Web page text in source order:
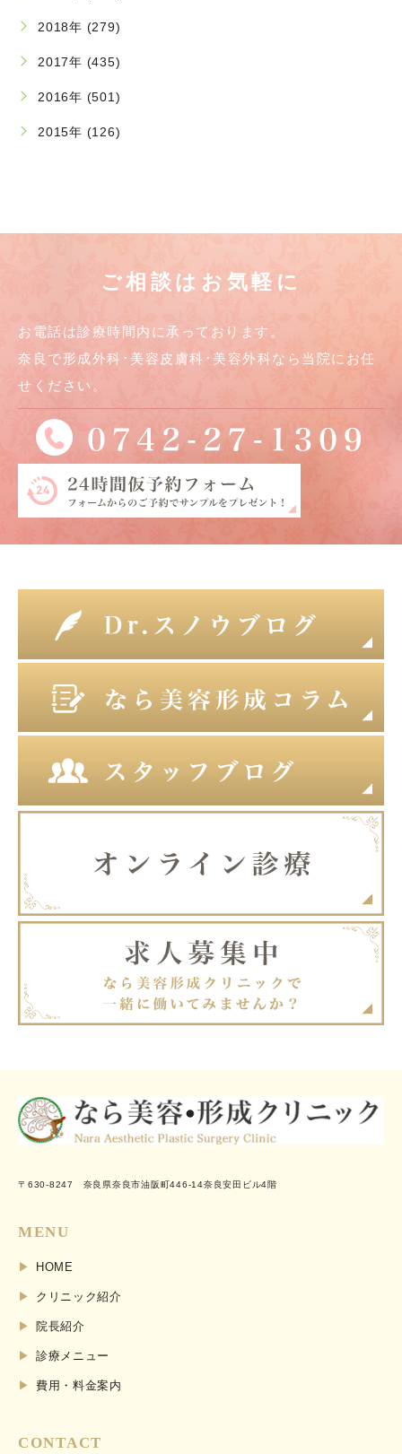
2018年 (279)
2017年 (435)
2016年 (501)
2015年 (126)
ご相談はお気軽に
お電話は診療時間内に承っております。
奈良で形成外科･美容皮膚科･美容外科なら当院にお任
せください。
〒630-8247 奈良県奈良市油阪町446-14奈良安田ビル4階
MENU
HOME
クリニック紹介
院長紹介
診療メニュー
費用・料金案内
CONTACT